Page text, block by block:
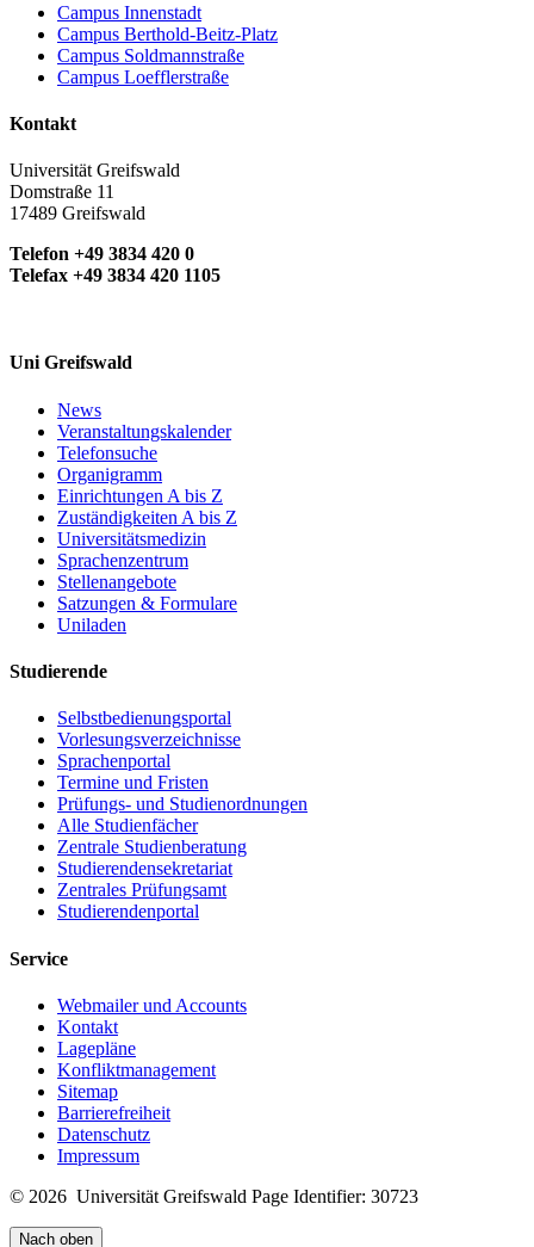
Campus Innenstadt
Campus Berthold-Beitz-Platz
Campus Soldmannstraße
Campus Loefflerstraße
Kontakt
Universität Greifswald
Domstraße 11
17489 Greifswald
Telefon +49 3834 420 0
Telefax +49 3834 420 1105
Uni Greifswald
News
Veranstaltungskalender
Telefonsuche
Organigramm
Einrichtungen A bis Z
Zuständigkeiten A bis Z
Universitätsmedizin
Sprachenzentrum
Stellenangebote
Satzungen & Formulare
Uniladen
Studierende
Selbstbedienungsportal
Vorlesungsverzeichnisse
Sprachenportal
Termine und Fristen
Prüfungs- und Studienordnungen
Alle Studienfächer
Zentrale Studienberatung
Studierendensekretariat
Zentrales Prüfungsamt
Studierendenportal
Service
Webmailer und Accounts
Kontakt
Lagepläne
Konfliktmanagement
Sitemap
Barrierefreiheit
Datenschutz
Impressum
© 2026 Universität Greifswald Page Identifier: 30723
Nach oben